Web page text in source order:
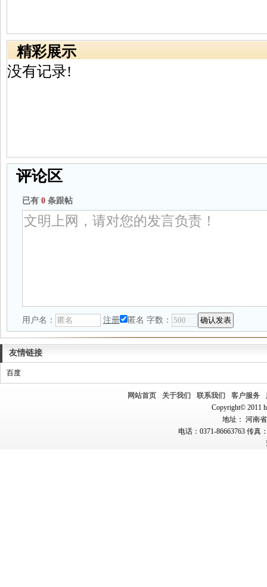
精彩展示
没有记录!
评论区
已有 0 条跟帖
用户名： 注册 匿名 字数：
友情链接
百度
网站首页 关于我们 联系我们 客户服务
Copyright© 2011
地址： 河南
电话：0371-86663763 传真